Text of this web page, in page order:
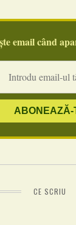
email când
CE SCRIU